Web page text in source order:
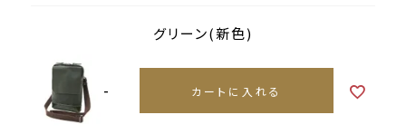
グリーン(新色)
- カートに入れる